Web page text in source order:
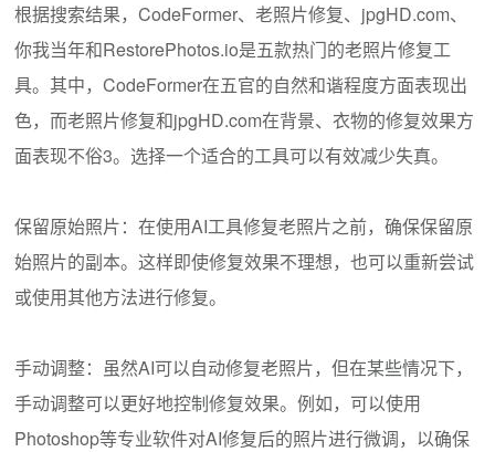
根据搜索结果，CodeFormer、老照片修复、jpgHD.com、
你我当年和RestorePhotos.io是五款热门的老照片修复工
具。其中，CodeFormer在五官的自然和谐程度方面表现出
色，而老照片修复和jpgHD.com在背景、衣物的修复效果方
面表现不俗3。选择一个适合的工具可以有效减少失真。
保留原始照片：在使用AI工具修复老照片之前，确保保留原
始照片的副本。这样即使修复效果不理想，也可以重新尝试
或使用其他方法进行修复。
手动调整：虽然AI可以自动修复老照片，但在某些情况下，
手动调整可以更好地控制修复效果。例如，可以使用
Photoshop等专业软件对AI修复后的照片进行微调，以确保